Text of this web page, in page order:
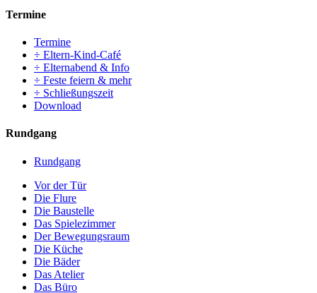
Termine
Termine
÷ Eltern-Kind-Café
÷ Elternabend & Info
÷ Feste feiern & mehr
÷ Schließungszeit
Download
Rundgang
Rundgang
Vor der Tür
Die Flure
Die Baustelle
Das Spielezimmer
Der Bewegungsraum
Die Küche
Die Bäder
Das Atelier
Das Büro